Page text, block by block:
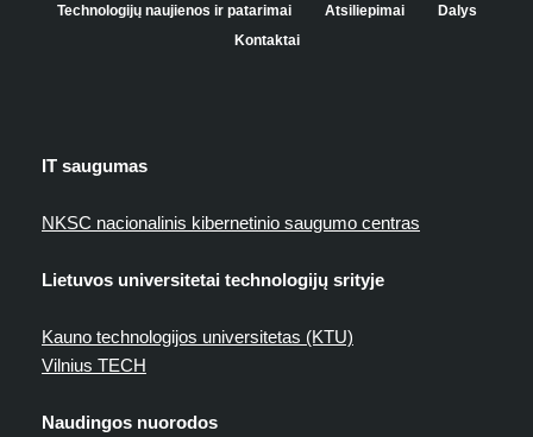
Technologijų naujienos ir patarimai Atsiliepimai
Dalys
Kontaktai
IT saugumas
NKSC nacionalinis kibernetinio saugumo centras
Lietuvos universitetai technologijų srityje
Kauno technologijos universitetas (KTU)
Vilnius TECH
Naudingos nuorodos